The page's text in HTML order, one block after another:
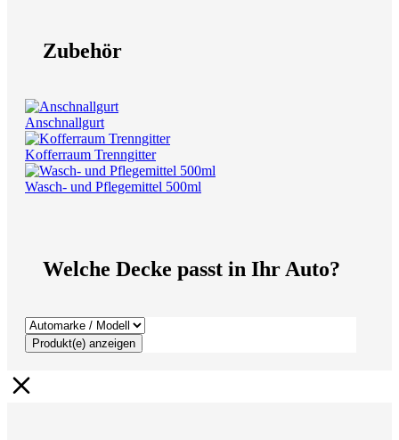
Zubehör
Anschnallgurt
Kofferraum Trenngitter
Wasch- und Pflegemittel 500ml
Welche Decke passt in Ihr Auto?
Produkt(e) anzeigen